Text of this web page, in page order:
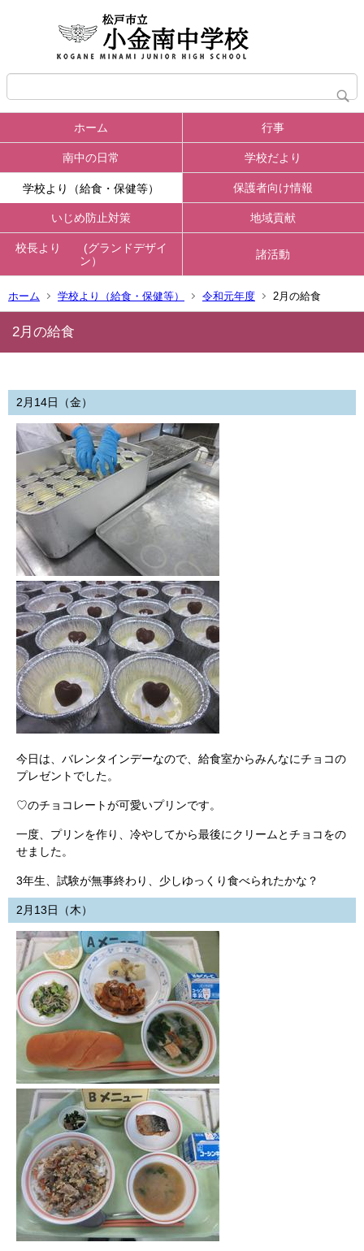
ホーム 行事
南中の日常 学校だより
学校より（給食・保健等） 保護者向け情報
いじめ防止対策 地域貢献
校長より (グランドデザイ
ン）
諸活動
ホーム 学校より（給食・保健等） 令和元年度 2月の給食
2月の給食
2月14日（金）
今日は、バレンタインデーなので、給食室からみんなにチョコの
プレゼントでした。
♡のチョコレートが可愛いプリンです。
一度、プリンを作り、冷やしてから最後にクリームとチョコをの
せました。
3年生、試験が無事終わり、少しゆっくり食べられたかな？
2月13日（木）